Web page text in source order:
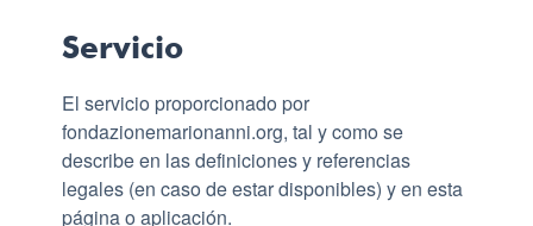
Servicio
El servicio proporcionado por
fondazionemarionanni.org, tal y como se
describe en las definiciones y referencias
legales (en caso de estar disponibles) y en esta
página o aplicación.